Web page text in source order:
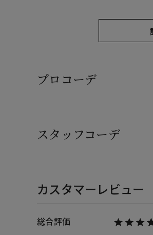
プロコーデ
スタッフコーデ
カスタマーレビュー
総合評価